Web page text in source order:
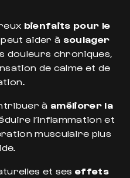
bienfaits pour le
peut aider à soulager
douleurs chroniques,
de calme et de
à améliorer la
l’inflammation et
musculaire plus
et seseffets